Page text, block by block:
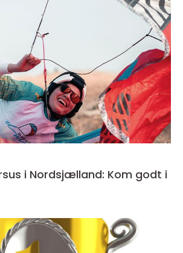
i Nordsjælland: Kom godt i